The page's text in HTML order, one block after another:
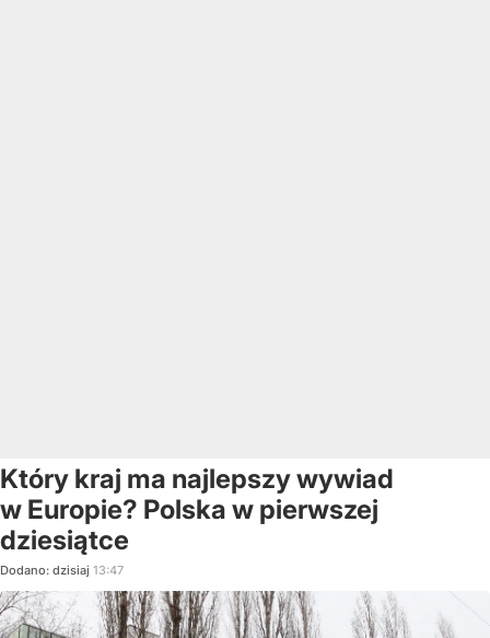
Który kraj ma najlepszy wywiad
w Europie? Polska w pierwszej
dziesiątce
Dodano: dzisiaj 13:47